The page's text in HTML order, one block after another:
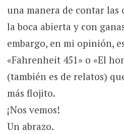
una manera de contar las
la boca abierta y con
embargo, en mi opinión,
«Fahrenheit 451» o «El
(también es de relatos)
más flojito.
¡Nos vemos!
Un abrazo.